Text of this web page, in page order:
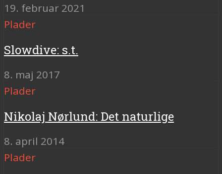
19. februar 2021
Plader
Slowdive: s.t.
8. maj 2017
Plader
Nikolaj Nørlund: Det naturlige
8. april 2014
Plader